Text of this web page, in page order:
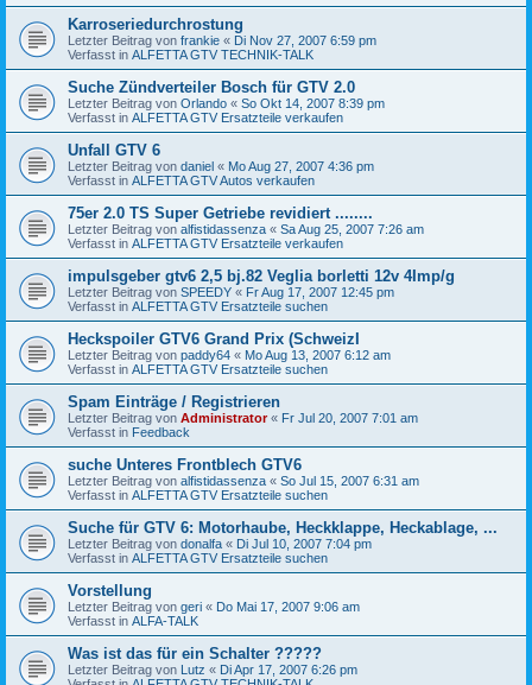
Karroseriedurchrostung
Letzter Beitrag von frankie « Di Nov 27, 2007 6:59 pm
Verfasst in ALFETTA GTV TECHNIK-TALK
Suche Zündverteiler Bosch für GTV 2.0
Letzter Beitrag von Orlando « So Okt 14, 2007 8:39 pm
Verfasst in ALFETTA GTV Ersatzteile verkaufen
Unfall GTV 6
Letzter Beitrag von daniel « Mo Aug 27, 2007 4:36 pm
Verfasst in ALFETTA GTV Autos verkaufen
75er 2.0 TS Super Getriebe revidiert ........
Letzter Beitrag von alfistidassenza « Sa Aug 25, 2007 7:26 am
Verfasst in ALFETTA GTV Ersatzteile verkaufen
impulsgeber gtv6 2,5 bj.82 Veglia borletti 12v 4Imp/g
Letzter Beitrag von SPEEDY « Fr Aug 17, 2007 12:45 pm
Verfasst in ALFETTA GTV Ersatzteile suchen
Heckspoiler GTV6 Grand Prix (SchweizI
Letzter Beitrag von paddy64 « Mo Aug 13, 2007 6:12 am
Verfasst in ALFETTA GTV Ersatzteile suchen
Spam Einträge / Registrieren
Letzter Beitrag von Administrator« Fr Jul 20, 2007 7:01 am
Verfasst in Feedback
suche Unteres Frontblech GTV6
Letzter Beitrag von alfistidassenza « So Jul 15, 2007 6:31 am
Verfasst in ALFETTA GTV Ersatzteile suchen
Suche für GTV 6: Motorhaube, Heckklappe, Heckablage, ...
Letzter Beitrag von donalfa « Di Jul 10, 2007 7:04 pm
Verfasst in ALFETTA GTV Ersatzteile suchen
Vorstellung
Letzter Beitrag von geri « Do Mai 17, 2007 9:06 am
Verfasst in ALFA-TALK
Was ist das für ein Schalter ?????
Letzter Beitrag von Lutz « Di Apr 17, 2007 6:26 pm